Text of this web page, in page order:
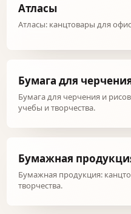
Атласы
Атласы: канцтовары для
Бумага для
Бумага для черчения и
учебы и творчества.
Бумажная
Бумажная продукция:
творчества.